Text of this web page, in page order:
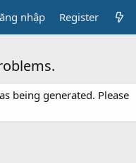
nhập Register
being generated. Please